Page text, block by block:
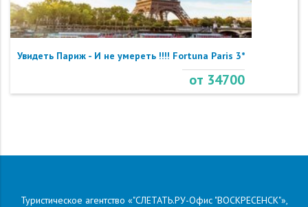
Увидеть Париж - И не умереть !!!! Fortuna Paris 3*
от 34700
Туристическое агентство «"СЛЕТАТЬ.РУ-Офис "ВОСКРЕСЕНСК"»,